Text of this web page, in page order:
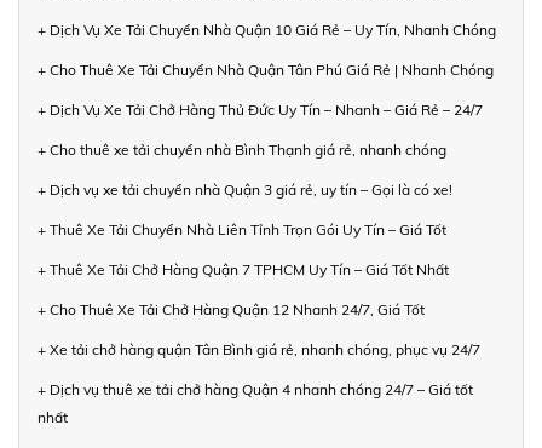
+ Dịch Vụ Xe Tải Chuyển Nhà Quận 10 Giá Rẻ – Uy Tín, Nhanh Chóng
+ Cho Thuê Xe Tải Chuyển Nhà Quận Tân Phú Giá Rẻ | Nhanh Chóng
+ Dịch Vụ Xe Tải Chở Hàng Thủ Đức Uy Tín – Nhanh – Giá Rẻ – 24/7
+ Cho thuê xe tải chuyển nhà Bình Thạnh giá rẻ, nhanh chóng
+ Dịch vụ xe tải chuyển nhà Quận 3 giá rẻ, uy tín – Gọi là có xe!
+ Thuê Xe Tải Chuyển Nhà Liên Tỉnh Trọn Gói Uy Tín – Giá Tốt
+ Thuê Xe Tải Chở Hàng Quận 7 TPHCM Uy Tín – Giá Tốt Nhất
+ Cho Thuê Xe Tải Chở Hàng Quận 12 Nhanh 24/7, Giá Tốt
+ Xe tải chở hàng quận Tân Bình giá rẻ, nhanh chóng, phục vụ 24/7
+ Dịch vụ thuê xe tải chở hàng Quận 4 nhanh chóng 24/7 – Giá tốt
nhất